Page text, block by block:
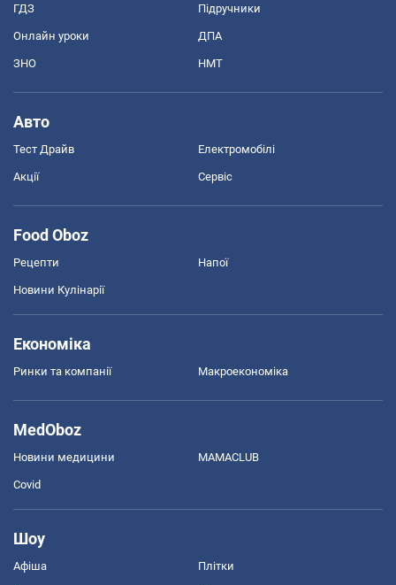
ГДЗ Підручники
Онлайн уроки ДПА
ЗНО НМТ
Авто
Тест Драйв Електромобілі
Акції Сервіс
Food Oboz
Рецепти Напої
Новини Кулінарії
Економіка
Ринки та компанії Макроекономіка
MedOboz
Новини медицини MAMACLUB
Covid
Шоу
Афіша Плітки